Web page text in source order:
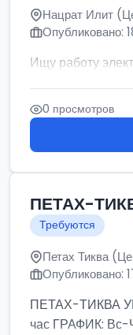
Нацрат Илит
Опубликовано:
Ищу работу
0 просмотров
ПЕТАХ-
Требуются
Петах Тиква
Опубликовано:
ПЕТАХ-ТИКВА
час ГРАФИК: Вс-